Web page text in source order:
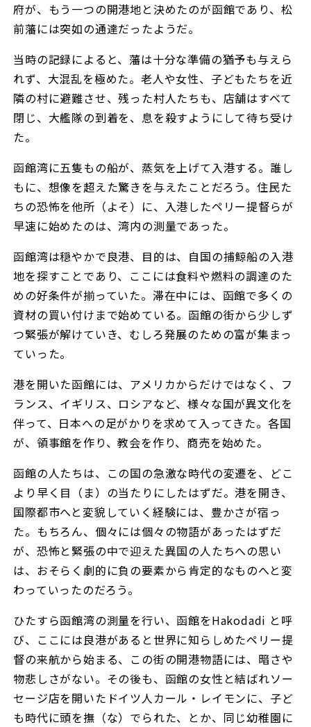
府が、もう一つの開港地と決めたのが函館であり、松
前藩には突如の通達だったようだ。
当時の記録によると、藩は十分な準備の猶予も与えら
れず、大混乱を極めた。老人や女性、子どもたちを近
隣の村に避難させ、残った村人たちも、店舗はすべて
閉じ、大艦隊の到着を、息を殺すようにして待ち受け
た。
函館湾に五隻もの船が、蒸気を上げて入港する。誰し
もに、想像を超えた驚きを与えたことだろう。住民た
ちの恐怖を他所（よそ）に、入港したペリー提督らが
早速に始めたのは、湾内の測量であった。
函館湾は穏やかで良港、目的は、自国の捕鯨船の入港
地を探すことであり、ここには食料や燃料の調達のた
めの好条件が揃っていた。滞在中には、函館で多くの
資材の買い付けまで始めている。函館の街から少しず
つ緊張が解けていき、むしろ発展のための富が集まっ
ていった。
港を開いた函館には、アメリカからだけではなく、フ
ランス、イギリス、ロシアなど、様々な国が異文化を
伴って、日本への足がかりを求めて入ってきた。各国
が、領事館を作り、教会を作り、商売を始めた。
函館の人たちは、この国の急激な時代の変遷を、どこ
より早く目（ま）の当たりにしたはずだ。港を開き、
国際都市へと変貌していく経験には、豊かさが宿っ
た。もちろん、個々には個々の物語があったはずだ
が、恐怖と緊張の中で迎えた異国の人たちへの思い
は、おそらく劇的に負の要素から肯定的なものへと変
わっていったのだろう。
ひたすら函館湾の測量を行い、函館をHakodadi と呼
び、ここには良港があると世界に知らしめたペリー提
督の来航から始まる、この街の開港物語には、暗さや
物悲しさがない。その後も、函館の女性と結ばれソー
セージ店を開いたドイツ人カール・レイモンに、子ど
も時代に頭を撫（な）でられた、とか、同じ幼稚園に